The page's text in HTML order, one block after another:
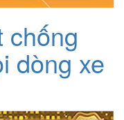
chống
dòng xe